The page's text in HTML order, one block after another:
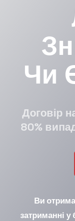
Чи
Договір
80%
Ви
затриманні